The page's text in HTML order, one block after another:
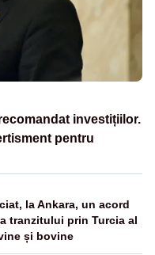
investițiilor.
pentru
la Ankara, un acord
tranzitului prin Turcia al
și bovine